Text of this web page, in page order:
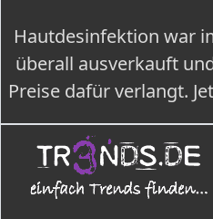
Hautdesinfektion war
überall ausverkauft
Preise dafür verlangt.